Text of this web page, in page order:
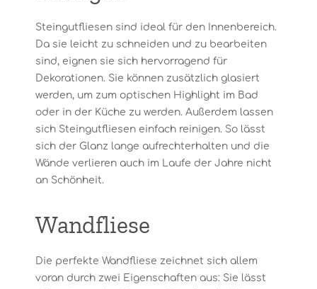
Steingutfliesen sind ideal für den Innenbereich.
Da sie leicht zu schneiden und zu bearbeiten
sind, eignen sie sich hervorragend für
Dekorationen. Sie können zusätzlich glasiert
werden, um zum optischen Highlight im Bad
oder in der Küche zu werden. Außerdem lassen
sich Steingutfliesen einfach reinigen. So lässt
sich der Glanz lange aufrechterhalten und die
Wände verlieren auch im Laufe der Jahre nicht
an Schönheit.
Wandfliese
Die perfekte Wandfliese zeichnet sich allem
voran durch zwei Eigenschaften aus: Sie lässt